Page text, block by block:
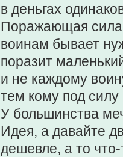
в деньгах
Поражающая сила
воинам бывает
поразит
и не каждому
тем кому под силу
У большинства
Идея, а давайте
дешевле, а то